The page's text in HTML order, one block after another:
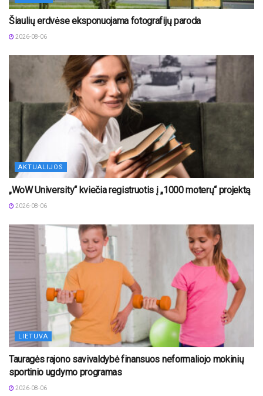
Šiaulių erdvėse eksponuojama fotografijų paroda
2026-08-06
AKTUALIJOS
„WoW University“ kviečia registruotis į „1000 moterų“ projektą
2026-08-06
LIETUVA
Tauragės rajono savivaldybė finansuos neformaliojo mokinių
sportinio ugdymo programas
2026-08-06